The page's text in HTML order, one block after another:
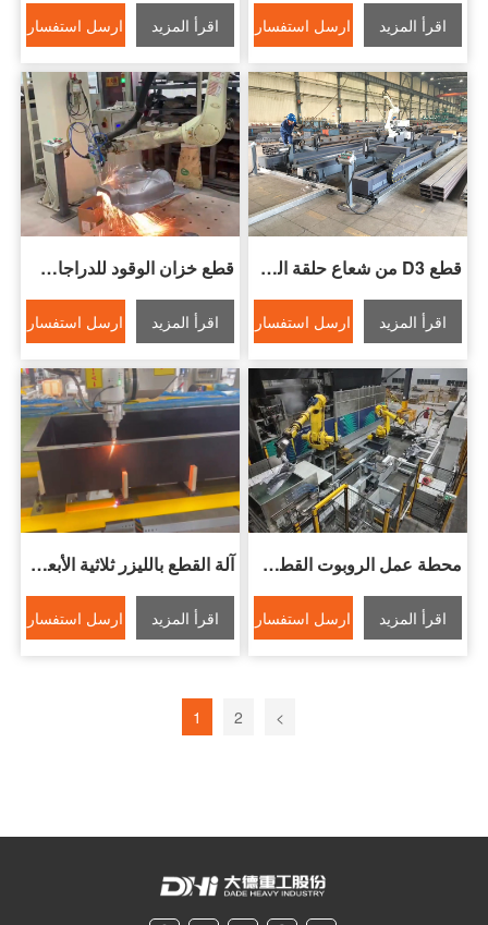
اقرأ المزيد ارسل استفسار اقرأ المزيد ارسل استفسار
قطع 3D من شعاع حلقة الكابينة
اقرأ المزيد ارسل استفسار
قطع خزان الوقود للدراجات النارية
اقرأ المزيد ارسل استفسار
محطة عمل الروبوت القطع بالليزر ثلاثية الأبعاد
اقرأ المزيد ارسل استفسار
آلة القطع بالليزر ثلاثية الأبعاد خمسة محاور
اقرأ المزيد ارسل استفسار
1 2 >